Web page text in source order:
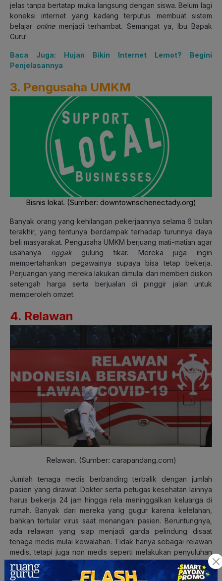
jelas tanpa bertatap muka langsung dengan siswa. Belum lagi
koneksi internet yang kadang terputus membuat sistem
belajar onlinemenjadi terhambat. Semangat ya, Ibu Bapak
Guru!
Baca Juga: Hujan Bikin Internet Lemot? Begini
Penjelasannya
3. Pengusaha UMKM
Bisnis lokal. (Sumber: downtownschenectady.org)
Banyak orang yang kehilangan pekerjaannya selama 6 bulan
terakhir, yang tentunya berdampak terhadap turunnya daya
beli masyarakat. Pengusaha UMKM berjuang mati-matian agar
usahanya nggakgulung tikar. Mereka juga ingin
mempertahankan pegawainya supaya bisa tetap bekerja.
Perjuangan yang mereka lakukan dimulai dari memberi diskon
setengah harga serta berjualan di pinggir jalan untuk
memperoleh omzet.
4. Relawan
Relawan. (Sumber: carapandang.com)
Jumlah tenaga medis berbanding terbalik dengan jumlah
pasien yang dirawat. Dokter serta petugas kesehatan lainnya
harus bekerja 24 jam hingga rela meninggalkan keluarga di
rumah. Banyak dari mereka yang gugur karena kelelahan,
bahkan tertular virus saat menangani pasien. Beruntungnya,
ada relawan yang siap menjadi garda pelindung disaat
tenaga medis mulai kewalahan. Tidak hanya sebagai relawan
medis, tetapi juga non medis seperti melakukan penyuluhan
dan menyalurkan bantuan sosial.